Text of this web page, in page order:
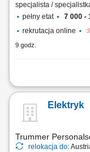
specjalista /
pełny etat
7 000 -
rekrutacja online
9 godz.
Opis stanowiska:
klientów, wykonujemy
wszystkie działania.
Elektryk
Trummer
relokacja do: